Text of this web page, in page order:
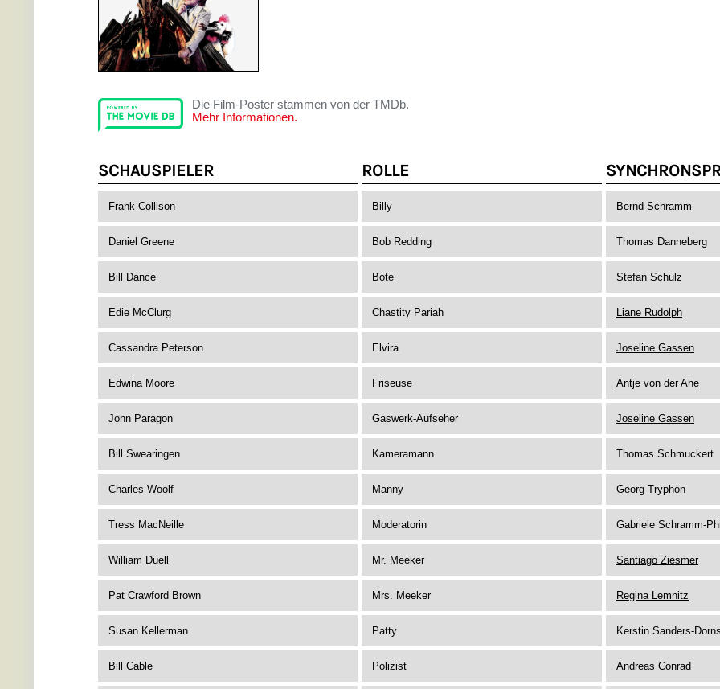
Die Film-Poster stammen von der TMDb.
Mehr Informationen.
SCHAUSPIELER ROLLE
Frank Collison Billy Bernd Schramm
Daniel Greene Bob Redding Thomas Danneberg
Bill Dance Bote Stefan Schulz
Edie McClurg Chastity Pariah Liane Rudolph
Cassandra Peterson Elvira Joseline Gassen
Edwina Moore Friseuse Antje von der Ahe
John Paragon Gaswerk-Aufseher Joseline Gassen
Bill Swearingen Kameramann Thomas Schmuckert
Charles Woolf Manny Georg Tryphon
Tress MacNeille Moderatorin Gabriele Schramm-
William Duell Mr. Meeker Santiago Ziesmer
Pat Crawford Brown Mrs. Meeker Regina Lemnitz
Susan Kellerman Patty Kerstin Sanders-
Bill Cable Polizist Andreas Conrad